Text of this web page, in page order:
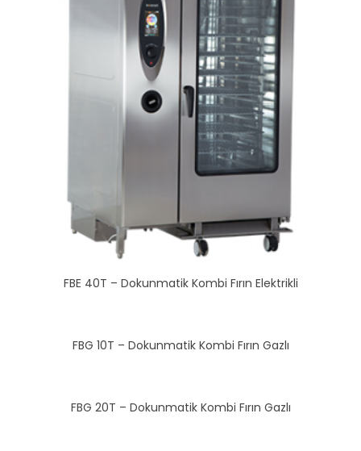
FBE 40T – Dokunmatik Kombi Fırın Elektrikli
FBG 10T – Dokunmatik Kombi Fırın Gazlı
FBG 20T – Dokunmatik Kombi Fırın Gazlı